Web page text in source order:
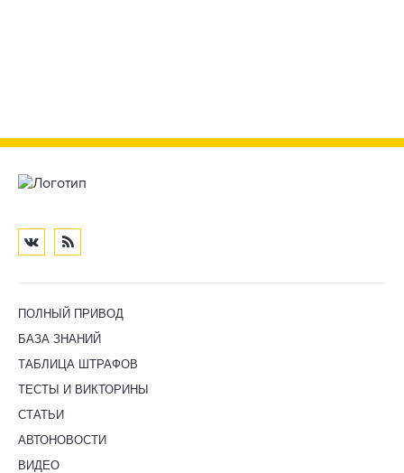
ПОЛНЫЙ ПРИВОД
БАЗА ЗНАНИЙ
ТАБЛИЦА ШТРАФОВ
ТЕСТЫ И ВИКТОРИНЫ
СТАТЬИ
АВТОНОВОСТИ
ВИДЕО